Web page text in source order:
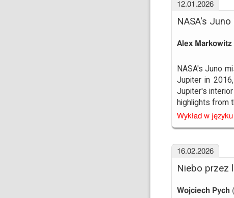
12.01.2026
NASA's
Alex Markowitz
NASA's Juno
Jupiter in
Jupiter's
highlights from
Wykład w
16.02.2026
Niebo przez
Wojciech Pych